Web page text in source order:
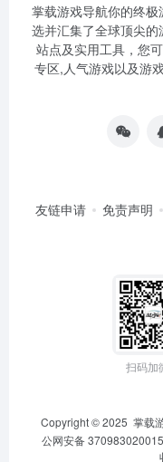
掌载游戏导航你的终
选并汇集了全球顶尖
站点及实用工具，您
专区,人气游戏以及游
友链申请 免责声明
扫码加
Copyright © 2025 掌载
公网安备